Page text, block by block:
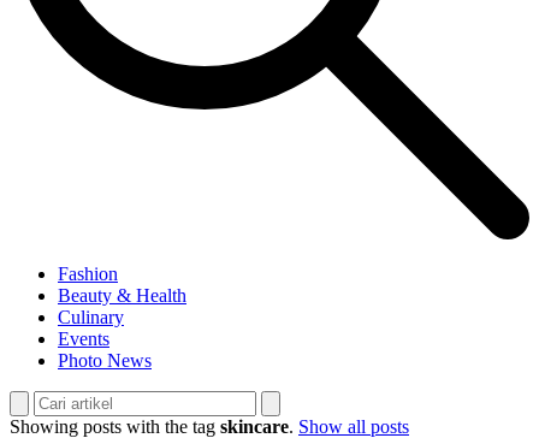
Fashion
Beauty & Health
Culinary
Events
Photo News
Showing posts with the tag skincare. Show all posts